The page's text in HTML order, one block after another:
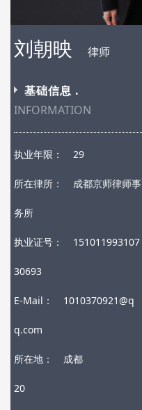
刘朝映 律师
基础信息 .
INFORMATION
执业年限： 29
所在律所： 成都京师律师事
务所
执业证号： 151011993107
30693
E-Mail： 1010370921@q
q.com
所在地： 成都
20